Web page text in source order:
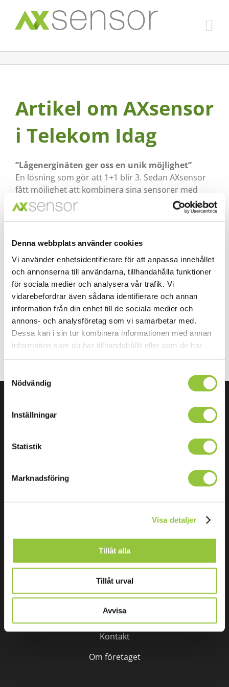
Denna webbplats använder cookies
Vi använder enhetsidentifierare för att anpassa innehållet
och annonserna till användarna, tillhandahålla funktioner
för sociala medier och analysera vår trafik. Vi
vidarebefordrar även sådana identifierare och annan
information från din enhet till de sociala medier och
annons- och analysföretag som vi samarbetar med.
Dessa kan i sin tur kombinera informationen med annan
information som du har tillhandahållit eller som de har
Nödvändig
Inställningar
Statistik
Marknadsföring
Visa detaljer
Tillåt alla
Tillåt urval
Avvisa
innehållet
Artikel om AXsensor
i Telekom Idag
”Lågenerginäten ger oss en unik möjlighet”
En lösning som gör att 1+1 blir 3. Sedan AXsensor
fått möjlighet att kombinera sina sensorer med
lågenerginät har de på kort tid kunna visa på stora
vinster.
säger Jan Boström, VD på AXsensor AB.
Läs hela artikeln av Felix Björklund påTelekom Idag.
Eller ladda ner den som en pdfhär.
Vätskenivåmätningsteknik
VA–övervakning
Distribution
Återvinning
Företaget
Kontakt
Om företaget